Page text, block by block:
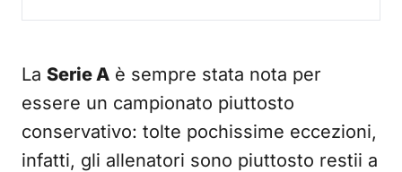
La Serie A è sempre stata nota per
essere un campionato piuttosto
conservativo: tolte pochissime eccezioni,
infatti, gli allenatori sono piuttosto restii a